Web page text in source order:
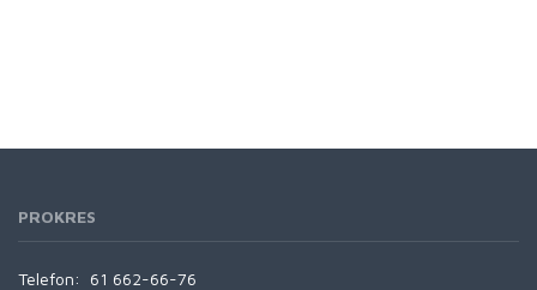
PROKRES
Telefon:
61 662-66-76